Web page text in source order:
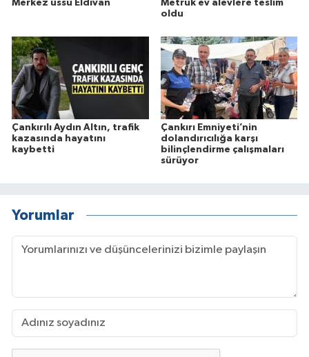
Merkez üssü Eldivan
Metruk ev alevlere teslim
oldu
Çankırılı Aydın Altın, trafik
kazasında hayatını
kaybetti
Çankırı Emniyeti’nin
dolandırıcılığa karşı
bilinçlendirme çalışmaları
sürüyor
Yorumlar